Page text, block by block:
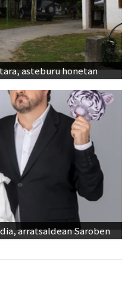
asteburu honetan
arratsaldean Saroben